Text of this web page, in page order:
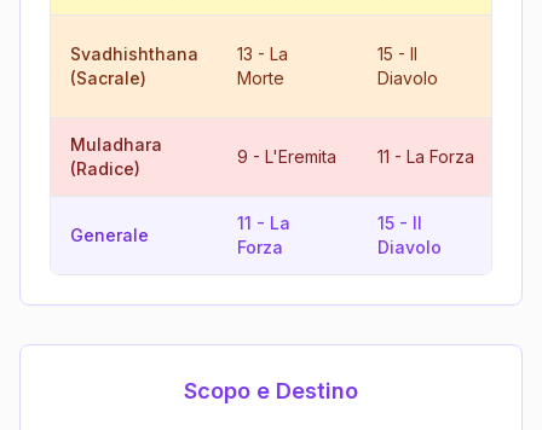
Svadhishthana
(Sacrale)
13 - La
Morte
15 - Il
Diavolo
Muladhara
(Radice)
9 - L'Eremita 11 - La Forza
Generale
11 - La
Forza
15 - Il
Diavolo
Scopo e Destino